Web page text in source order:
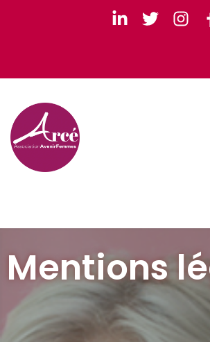
Mentions
légales
Mentions